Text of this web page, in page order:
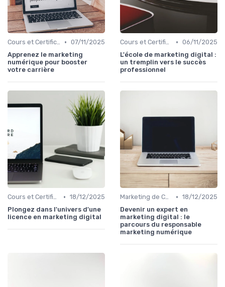
Cours et Certifications en Marketing Digital • 07/11/2025
Apprenez le marketing
numérique pour booster
votre carrière
Cours et Certifications en Marketing Digital • 06/11/2025
L'école de marketing digital :
un tremplin vers le succès
professionnel
Cours et Certifications en Marketing Digital • 18/12/2025
Plongez dans l'univers d'une
licence en marketing digital
Marketing de Contenu • 18/12/2025
Devenir un expert en
marketing digital : le
parcours du responsable
marketing numérique